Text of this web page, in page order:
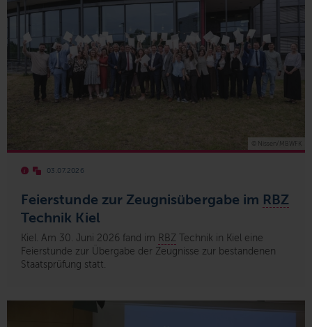
Feierstunde zur Zeugnisübergabe im RBZ
Technik Kiel
03.07.2026
Kiel. Am 30. Juni 2026 fand im RBZ Technik in Kiel eine
Feierstunde zur Übergabe der Zeugnisse zur bestandenen
Staatsprüfung statt.
© Nissen/MBWFK